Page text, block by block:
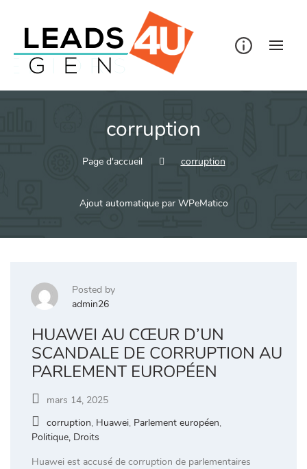
corruption
Page d'accueil corruption
Ajout automatique par WPeMatico
Posted by
admin26
HUAWEI AU CŒUR D’UN
SCANDALE DE CORRUPTION AU
PARLEMENT EUROPÉEN
mars 14, 2025
corruption, Huawei, Parlement européen,
Politique, Droits
Huawei est accusé de corruption de parlementaires